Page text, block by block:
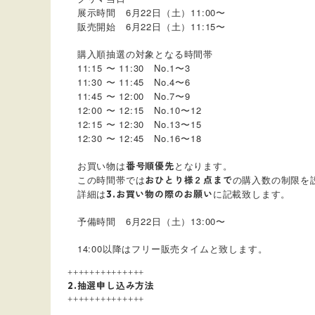
展示時間 6月22日（土）11:00〜
販売開始 6月22日（土）11:15〜
購入順抽選の対象となる時間帯
11:15 〜 11:30 No.1〜3
11:30 〜 11:45 No.4〜6
11:45 〜 12:00 No.7〜9
12:00 〜 12:15 No.10〜12
12:15 〜 12:30 No.13〜15
12:30 〜 12:45 No.16〜18
お買い物は番号順優先となります。
この時間帯ではおひとり様２点までの購入数の制限を
詳細は3.お買い物の際のお願いに記載致します。
予備時間 6月22日（土）13:00〜
14:00 以降はフリー販売タイムと致します。
++++++++++++++
2.抽選申し込み方法
++++++++++++++